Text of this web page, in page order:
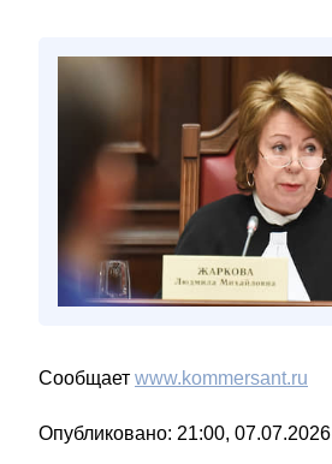
Сообщает www.kommersant.ru
Опубликовано: 21:00, 07.07.2026